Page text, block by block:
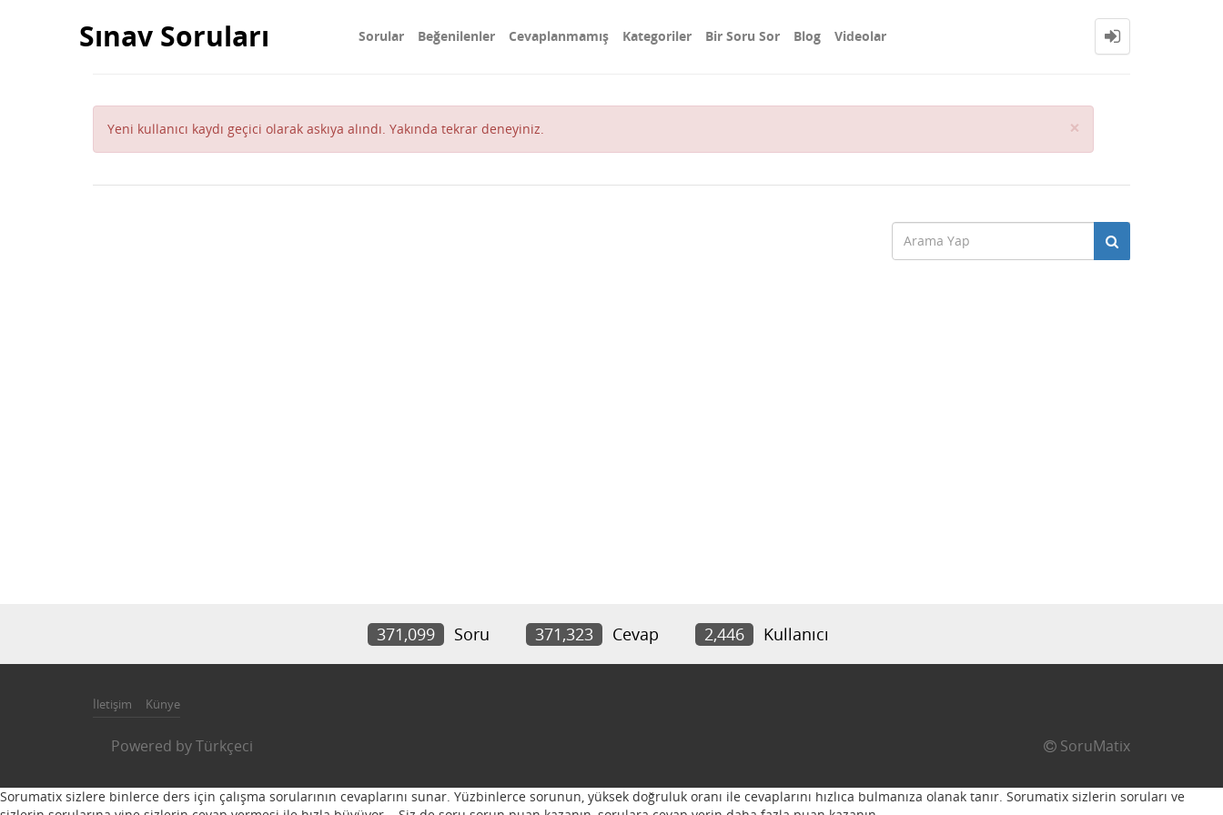
Sınav Soruları Sorular Beğenilenler Cevaplanmamış Kategoriler Bir Soru Sor Blog Videolar
Yeni kullanıcı kaydı geçici olarak askıya alındı. Yakında tekrar deneyiniz. ×
371,099 Soru 371,323 Cevap 2,446 Kullanıcı
İletişim Künye
Powered byTürkçeci SoruMatix
Sorumatix sizlere binlerce ders için çalışma sorularının cevaplarını sunar. Yüzbinlerce sorunun, yüksek doğruluk oranı ile cevaplarını hızlıca bulmanıza olanak tanır. Sorumatix sizlerin soruları ve